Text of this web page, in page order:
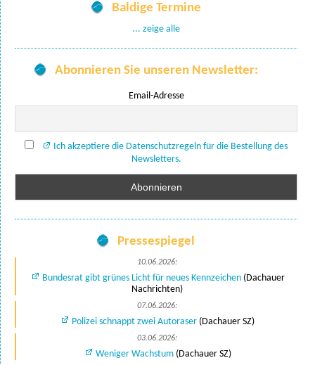
Baldige Termine
... zeige alle
Abonnieren Sie unseren Newsletter:
Email-Adresse
Ich akzeptiere die Datenschutzregeln für die Bestellung des
Newsletters.
Pressespiegel
10.06.2026:
Bundesrat gibt grünes Licht für neues Kennzeichen(Dachauer
Nachrichten)
07.06.2026:
Polizei schnappt zwei Autoraser (Dachauer SZ)
03.06.2026:
Weniger Wachstum(Dachauer SZ)